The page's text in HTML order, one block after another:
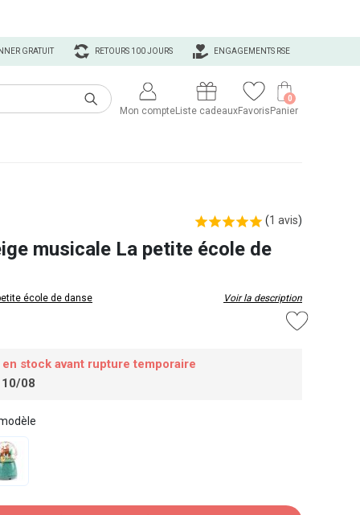
ENGAGEMENTS RSE
RETOURS 100 JOURS
GRATUIT
Mon compteListe cadeauxFavoris Panier
0
(1 avis)
musicale La petite école de
école de danse Voir la description
stock avant rupture temporaire
08